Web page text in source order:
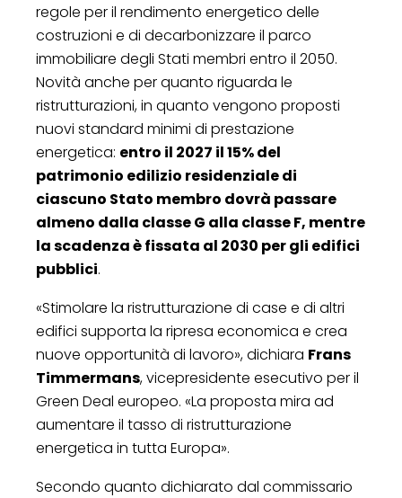
regole per il rendimento energetico delle
costruzioni e di decarbonizzare il parco
immobiliare degli Stati membri entro il 2050.
Novità anche per quanto riguarda le
ristrutturazioni, in quanto vengono proposti
nuovi standard minimi di prestazione
energetica: entro il 2027 il 15% del
patrimonio edilizio residenziale di
ciascuno Stato membro dovrà passare
almeno dalla classe G alla classe F, mentre
la scadenza è fissata al 2030 per gli edifici
pubblici.
«Stimolare la ristrutturazione di case e di altri
edifici supporta la ripresa economica e crea
nuove opportunità di lavoro», dichiara Frans
Timmermans, vicepresidente esecutivo per il
Green Deal europeo. «La proposta mira ad
aumentare il tasso di ristrutturazione
energetica in tutta Europa».
Secondo quanto dichiarato dal commissario